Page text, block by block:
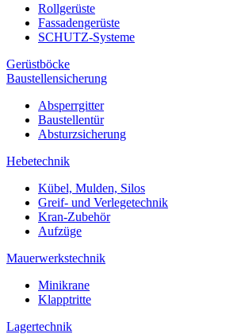
Rollgerüste
Fassadengerüste
SCHUTZ-Systeme
Gerüstböcke
Baustellensicherung
Absperrgitter
Baustellentür
Absturzsicherung
Hebetechnik
Kübel, Mulden, Silos
Greif- und Verlegetechnik
Kran-Zubehör
Aufzüge
Mauerwerkstechnik
Minikrane
Klapptritte
Lagertechnik